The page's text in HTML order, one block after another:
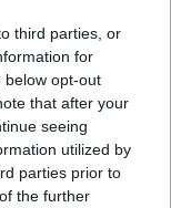
third parties, or
for
below opt-out
that after your
seeing
utilized by
parties prior to
the further